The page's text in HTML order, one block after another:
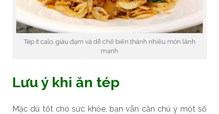
Tép ít calo, giàu đạm và dễ chế biến thành nhiều món lành
mạnh
Lưu ý khi ăn tép
Mặc dù tốt cho sức khỏe, bạn vẫn cần chú ý một số